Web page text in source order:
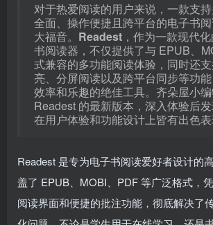
对于热爱阅读的用户来说，一款支
全面、操作便捷且跨平台的电子书
大福音。 Readest ，作为一款现代
书阅读器，不仅提供了与 EPUB、
式兼容的多功能阅读体验，同时还
亮、分屏阅读以及跨平台同步等功
效率和乐趣的绝佳工具。齐朵屋小
Readest 的最新版本，深入体验后
在用户体验和功能设计上皆有出色表
Readest 是专为电子书阅读爱好者设计的
盖了 EPUB、MOBI、PDF 等广泛格式，
阅读界面和便捷的批注功能，彻底解决了